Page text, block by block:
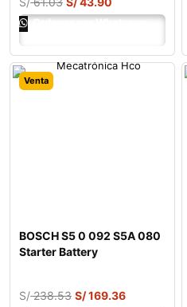
Ordenar por Whatsapp
Venta
BOSCH S5 0 092 S5A 080
Starter Battery
S/238.53 S/169.36